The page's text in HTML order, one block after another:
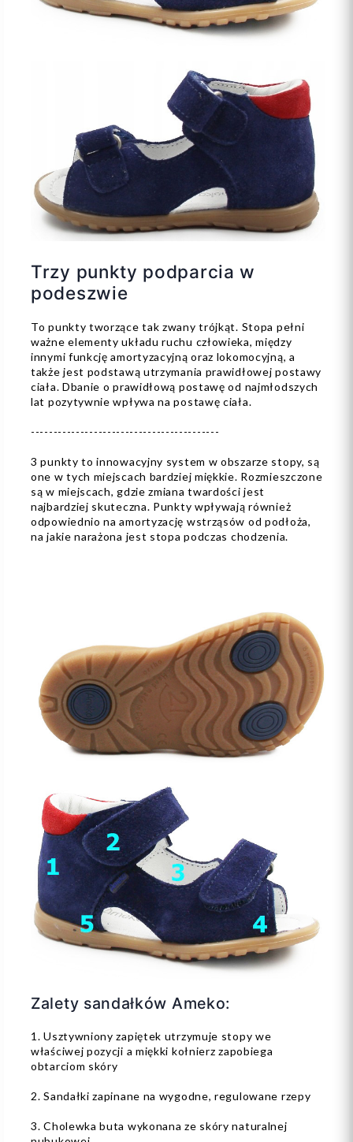
Trzy punkty podparcia w
podeszwie
To punkty tworzące tak zwany trójkąt. Stopa pełni
ważne elementy układu ruchu człowieka, między
innymi funkcję amortyzacyjną oraz lokomocyjną, a
także jest podstawą utrzymania prawidłowej postawy
ciała. Dbanie o prawidłową postawę od najmłodszych
lat pozytywnie wpływa na postawę ciała.
------------------------------------------
3 punkty to innowacyjny system w obszarze stopy, są
one w tych miejscach bardziej miękkie. Rozmieszczone
są w miejscach, gdzie zmiana twardości jest
najbardziej skuteczna. Punkty wpływają również
odpowiednio na amortyzację wstrząsów od podłoża,
na jakie narażona jest stopa podczas chodzenia.
Zalety sandałków Ameko:
1. Usztywniony zapiętek utrzymuje stopy we
właściwej pozycji a miękki kołnierz zapobiega
obtarciom skóry
2. Sandałki zapinane na wygodne, regulowane rzepy
3. Cholewka buta wykonana ze skóry naturalnej